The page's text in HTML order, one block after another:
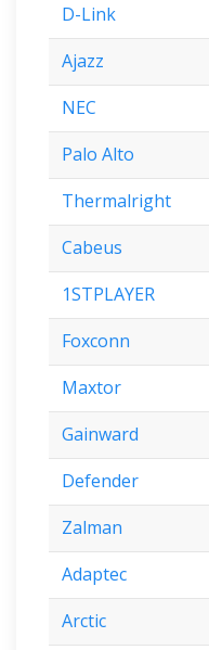
D-Link
Ajazz
NEC
Palo Alto
Thermalright
Cabeus
1STPLAYER
Foxconn
Maxtor
Gainward
Defender
Zalman
Adaptec
Arctic